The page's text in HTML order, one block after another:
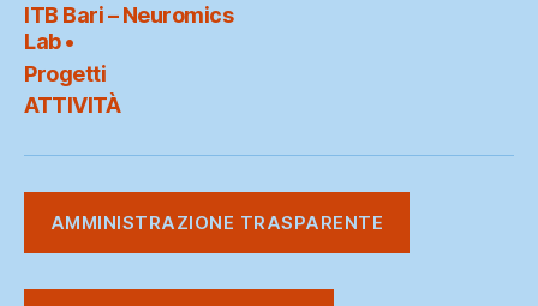
ITB Bari – Neuromics
Lab •
Progetti
ATTIVITÀ
AMMINISTRAZIONE TRASPARENTE